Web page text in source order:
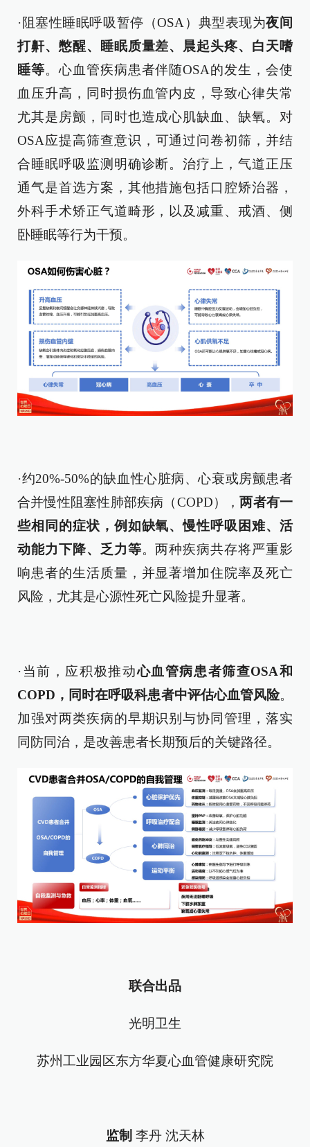
·阻塞性睡眠呼吸暂停（OSA）典型表现为夜间
打鼾、憋醒、睡眠质量差、晨起头疼、白天嗜
睡等。心血管疾病患者伴随OSA的发生，会使
血压升高，同时损伤血管内皮，导致心律失常
尤其是房颤，同时也造成心肌缺血、缺氧。对
OSA应提高筛查意识，可通过问卷初筛，并结
合睡眠呼吸监测明确诊断。治疗上，气道正压
通气是首选方案，其他措施包括口腔矫治器，
外科手术矫正气道畸形，以及减重、戒酒、侧
卧睡眠等行为干预。
·约20%-50%的缺血性心脏病、心衰或房颤患者
合并慢性阻塞性肺部疾病（COPD），两者有一
些相同的症状，例如缺氧、慢性呼吸困难、活
动能力下降、乏力等。两种疾病共存将严重影
响患者的生活质量，并显著增加住院率及死亡
风险，尤其是心源性死亡风险提升显著。
·当前，应积极推动心血管病患者筛查OSA和
COPD，同时在呼吸科患者中评估心血管风险。
加强对两类疾病的早期识别与协同管理，落实
同防同治，是改善患者长期预后的关键路径。
联合出品
光明卫生
苏州工业园区东方华夏心血管健康研究院
监制 李丹 沈天林